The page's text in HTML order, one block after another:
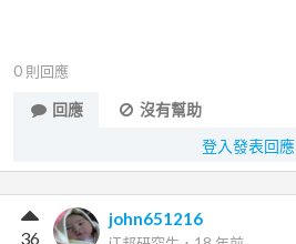
0 則回應
回應
沒有幫助
登入發表回應
john651216
36